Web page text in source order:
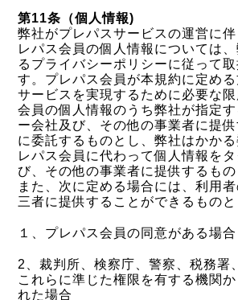
第11条（個人情報)
弊社がプレパスサービスの運営に
レパス会員の個人情報については
るプライバシーポリシーに従って
す。プレパス会員が本規約に定め
サービスを実現するために必要な
会員の個人情報のうち弊社が指定
ー会社及び、その他の事業者に提
に委託するものとし、弊社はかか
レパス会員に代わって個人情報を
び、その他の事業者に提供するもの
また、次に定める場合には、利用
三者に提供することができるものと
１、プレパス会員の同意がある場合
2、裁判所、検察庁、警察、税務署
これらに準じた権限を有する機関
れた場合